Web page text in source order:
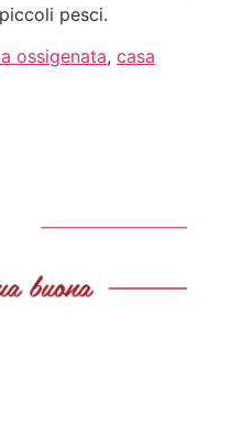
pesci.
ossigenata, casa